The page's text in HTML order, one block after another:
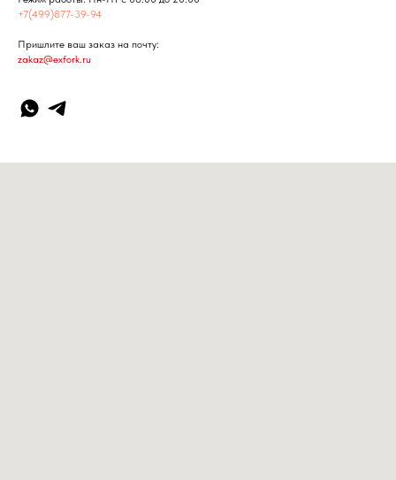
+7(499)877-39-94
Пришлите ваш заказ на почту:
zakaz@exfork.ru